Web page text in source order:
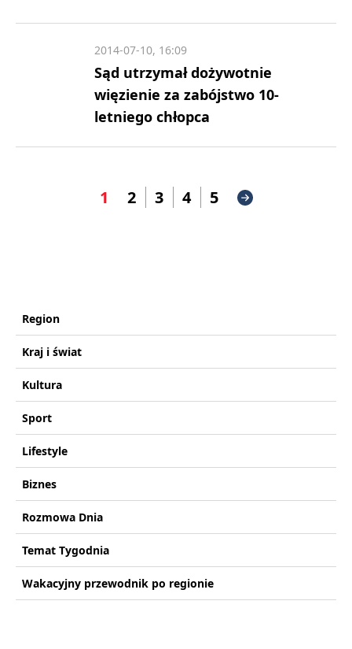
Sąd utrzymał dożywotnie
więzienie za zabójstwo 10-
letniego chłopca
2014-07-10, 16:09
1 2 3 4 5
Region
Kraj i świat
Kultura
Sport
Lifestyle
Biznes
Rozmowa Dnia
Temat Tygodnia
Wakacyjny przewodnik po regionie